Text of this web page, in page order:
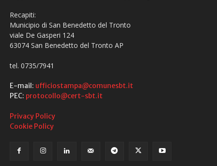
Recapiti:
Municipio di San Benedetto del Tronto
viale De Gasperi 124
63074 San Benedetto del Tronto AP
tel. 0735/7941
E-mail: ufficiostampa@comunesbt.it
PEC: protocollo@cert-sbt.it
Privacy Policy
Cookie Policy